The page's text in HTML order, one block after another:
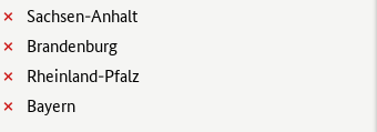
Sachsen-Anhalt
Brandenburg
Rheinland-Pfalz
Bayern